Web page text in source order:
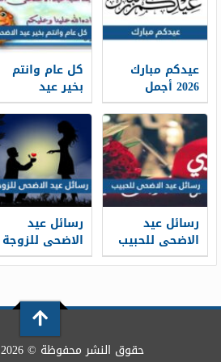
عيدكم مبارك
2026 أجمل
كلمات وعبارات
وصور تهنئة
عيد الاضحى
1448
كل عام وانتم
بخير عيد
الاضحى 2026 ،
أجمل معايدات
كل عام وانتم
بخير 1448
رسائل عيد
الاضحى للحبيب
قصيرة 2026 ..
لحبيبي 1448
رسائل عيد
الاضحى للزوجة
2026 … مسجات
حقوق النشر محفوظة © 2026 موقع المرجع